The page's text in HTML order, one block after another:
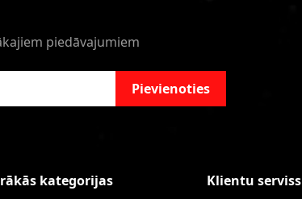
piedāvajumiem
Pievienoties
kategorijas Klientu serviss